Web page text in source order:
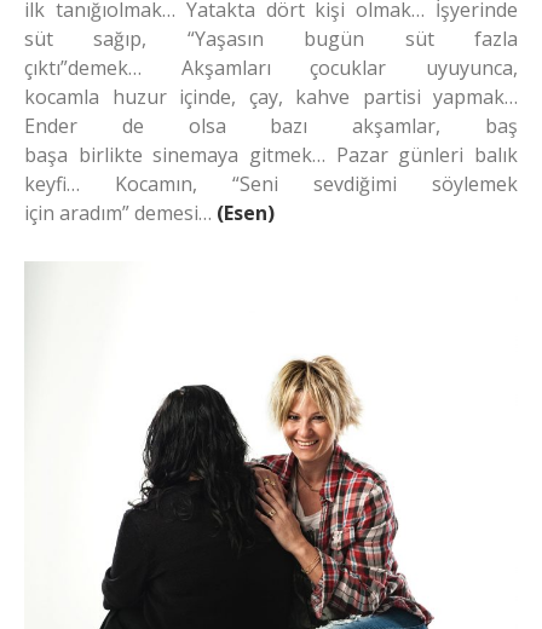
ilk tanığıolmak… Yatakta dört kişi olmak… İşyerinde
süt sağıp, “Yaşasın bugün süt fazla
çıktı”demek… Akşamları çocuklar uyuyunca,
kocamla huzur içinde, çay, kahve partisi yapmak…
Ender de olsa bazı akşamlar, baş
başa birlikte sinemaya gitmek… Pazar günleri balık
keyfi… Kocamın, “Seni sevdiğimi söylemek
için aradım” demesi… (Esen)